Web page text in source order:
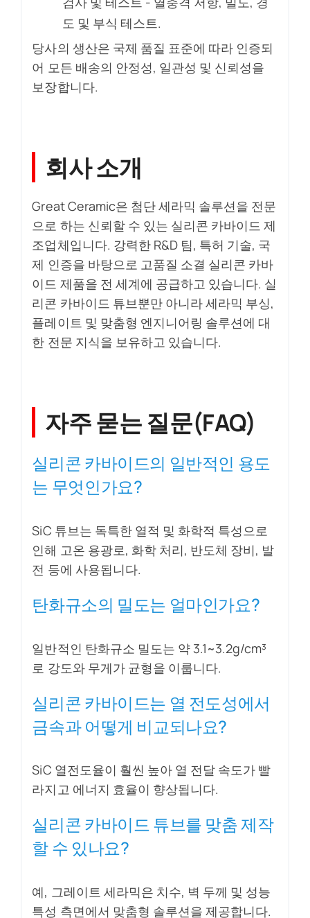
도 및 부식 테스트.
당사의 생산은 국제 품질 표준에 따라 인증되
어 모든 배송의 안정성, 일관성 및 신뢰성을
보장합니다.
회사 소개
Great Ceramic은 첨단 세라믹 솔루션을 전문
으로 하는 신뢰할 수 있는 실리콘 카바이드 제
조업체입니다. 강력한 R&D 팀, 특허 기술, 국
제 인증을 바탕으로 고품질 소결 실리콘 카바
이드 제품을 전 세계에 공급하고 있습니다. 실
리콘 카바이드 튜브뿐만 아니라 세라믹 부싱,
플레이트 및 맞춤형 엔지니어링 솔루션에 대
한 전문 지식을 보유하고 있습니다.
자주 묻는 질문(FAQ)
실리콘 카바이드의 일반적인 용도
는 무엇인가요?
SiC 튜브는 독특한 열적 및 화학적 특성으로
인해 고온 용광로, 화학 처리, 반도체 장비, 발
전 등에 사용됩니다.
탄화규소의 밀도는 얼마인가요?
일반적인 탄화규소 밀도는 약 3.1~3.2g/cm³
로 강도와 무게가 균형을 이룹니다.
실리콘 카바이드는 열 전도성에서
금속과 어떻게 비교되나요?
SiC 열전도율이 훨씬 높아 열 전달 속도가 빨
라지고 에너지 효율이 향상됩니다.
실리콘 카바이드 튜브를 맞춤 제작
할 수 있나요?
예, 그레이트 세라믹은 치수, 벽 두께 및 성능
특성 측면에서 맞춤형 솔루션을 제공합니다.